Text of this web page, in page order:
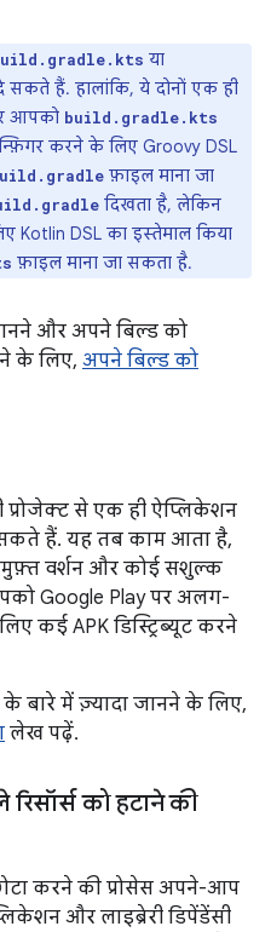
या
हैं. हालांकि, ये दोनों एक ही
आपको build.gradle.kts
करने के लिए Groovy DSL
फ़ाइल माना जा
दिखता है, लेकिन
Kotlin DSL का इस्तेमाल किया
फ़ाइल माना जा सकता है.
और अपने बिल्ड को
के लिए, अपने बिल्ड को
प्रोजेक्ट से एक ही ऐप्लिकेशन
हैं. यह तब काम आता है,
वर्शन और कोई सशुल्क
Google Play पर अलग-
कई APK डिस्ट्रिब्यूट करने
बारे में ज़्यादा जानने के लिए,
लेख पढ़ें.
को हटाने की
करने की प्रोसेस अपने-आप
और लाइब्रेरी डिपेंडेंसी